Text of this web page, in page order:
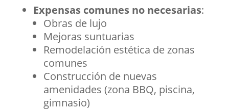
Expensas comunes no necesarias:
Obras de lujo
Mejoras suntuarias
Remodelación estética de zonas
comunes
Construcción de nuevas
amenidades (zona BBQ, piscina,
gimnasio)